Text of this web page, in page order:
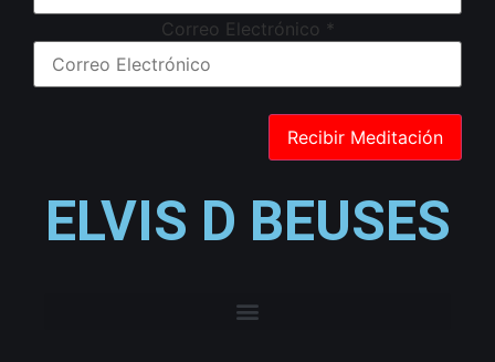
Correo Electrónico *
ELVIS D BEUSES